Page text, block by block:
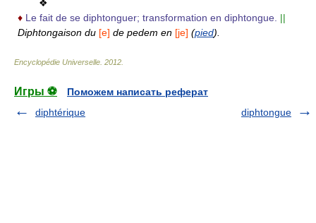
❖
♦ Le fait de se diphtonguer; transformation en diphtongue. ||
Diphtongaison du [e] de pedem en [je] (pied).
Encyclopédie Universelle 2012
Игры ⚽
Поможем написать реферат
diphtérique
diphtongue